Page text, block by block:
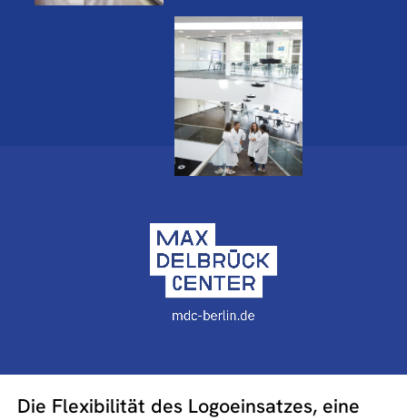
Die Flexibilität des Logoeinsatzes, eine